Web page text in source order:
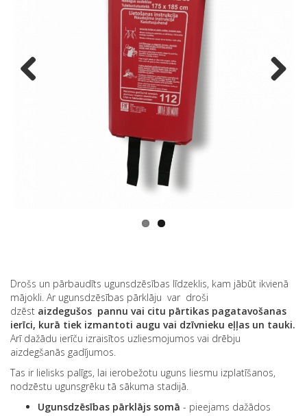
Drošs un pārbaudīts ugunsdzēsības līdzeklis, kam jābūt ikvienā
mājokli. Ar ugunsdzēsības pārklāju var droši
dzēst aizdegušos pannu vai citu pārtikas pagatavošanas
ierīci, kurā tiek izmantoti augu vai dzīvnieku eļļas un tauki
Arī dažādu ierīču izraisītos uzliesmojumos vai drēbju
aizdegšanās gadījumos.
Tas ir lielisks palīgs, lai ierobežotu uguns liesmu izplatīšanos,
nodzēstu ugunsgrēku tā sākuma stadijā.